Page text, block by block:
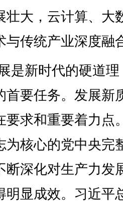
壮大，云计算、大
与传统产业深度
是新时代的硬道
首要任务。发展新
要求和重要着力点
为核心的党中央完
断深化对生产力发
明显成效。习近平